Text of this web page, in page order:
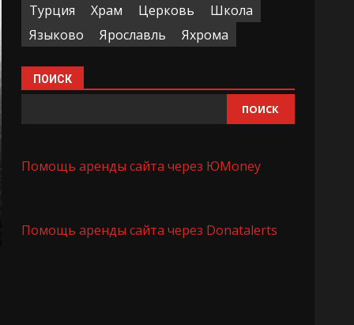
Турция
Храм Церковь
Школа
Языково
Ярославль Яхрома
ПОИСК
ПОИСК
Помощь аренды сайта через ЮMoney
Помощь аренды сайта через Donatalerts